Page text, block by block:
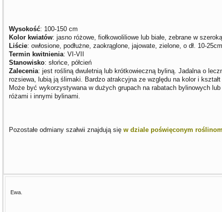
Wysokość: 100-150 cm
Kolor kwiatów: jasno różowe, fiołkowoliliowe lub białe, zebrane w
Liście: owłosione, podłużne, zaokrąglone, jajowate, zielone, o dł. 10-25cm
Termin kwitnienia: VI-VII
Stanowisko: słońce, półcień
Zalecenia: jest rośliną dwuletnią lub krótkowieczną byliną. Jadalna o
rozsiewa, lubią ją ślimaki. Bardzo atrakcyjna ze względu na kolor i
Może być wykorzystywana w dużych grupach na rabatach bylinowych
różami i innymi bylinami.
Pozostałe odmiany szałwii znajdują się w dziale poświęconym
Ewa.